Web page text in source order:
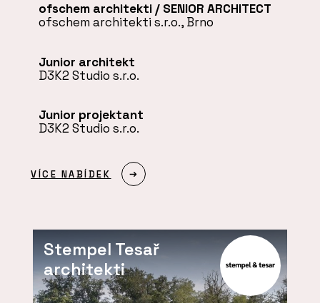
ofschem architekti / SENIOR ARCHITECT
ofschem architekti s.r.o., Brno
Junior architekt
D3K2 Studio s.r.o.
Junior projektant
D3K2 Studio s.r.o.
VÍCE NABÍDEK
Stempel Tesař
architekti